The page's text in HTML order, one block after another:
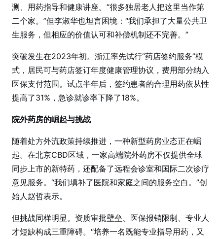
测、用药指导和健康讲座。“很多独居老人把这里当作第
二个家。”但李淑华也坦言困境：“我们承担了大量公共卫
生服务，但相应的价值认可和补偿机制还不完善。”
突破发生在2023年初。浙江率先试行“药店签约服务”模
式，居民可与药店签订年度健康管理协议，费用部分纳入
医保支付范围。试点半年后，签约患者的合理用药依从性
提高了31%，急诊就诊率下降了18%。
院外药房的崛起与挑战
随着处方外流政策持续推进，一种新型药房业态正在崛
起。在北京CBD区域，一家高端院外药房不仅提供全球
同步上市的新特药，还配备了远程会诊室和国际二次诊疗
意见服务。“我们填补了医院和家庭之间的服务空白。”创
始人赵哲表示。
但挑战同样明显。资质审批壁垒、医保报销限制、专业人
才短缺构成三重障碍。“培养一名既能专业指导用药，又